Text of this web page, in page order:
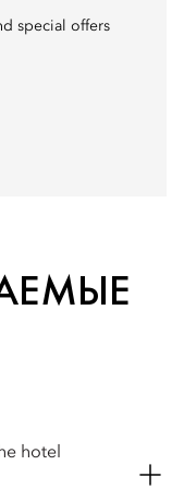
special offers
hotel